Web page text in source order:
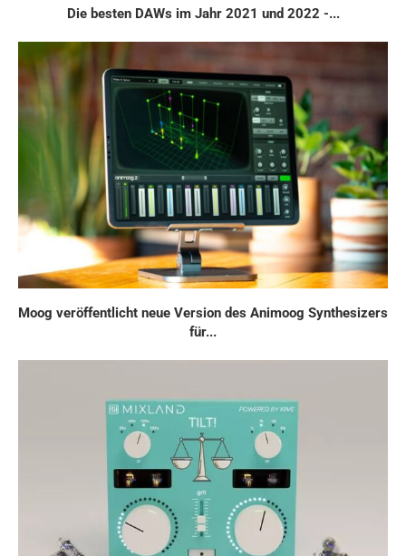
Die besten DAWs im Jahr 2021 und 2022 -...
Moog veröffentlicht neue Version des Animoog Synthesizers
für...